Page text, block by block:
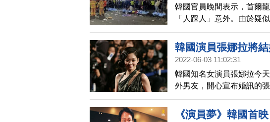
韓國官員晚間表示，首爾
「人踩人」意外。由於疑
上爆發推擠踩踏，事故造
韓國演員張娜拉將
2022-06-03 11:02:31
韓國知名女演員張娜拉今
外男友，開心宣布婚訊的
從事影像工作。
《演員夢》韓國首